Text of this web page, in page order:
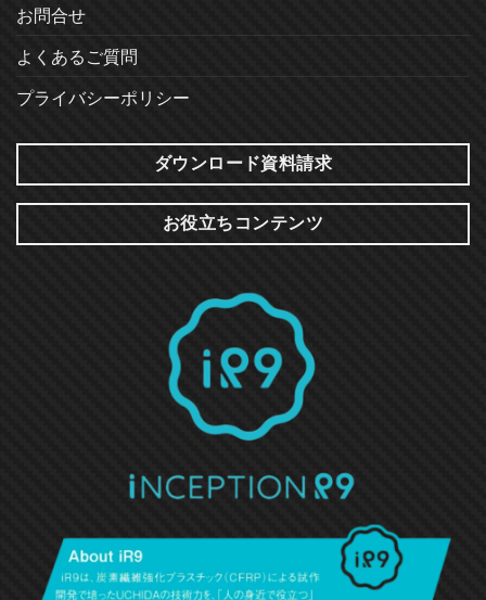
お問合せ
よくあるご質問
プライバシーポリシー
ダウンロード資料請求
お役立ちコンテンツ